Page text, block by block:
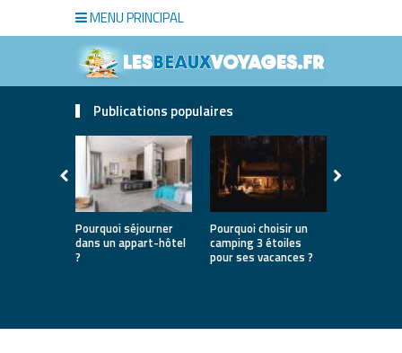
MENU PRINCIPAL
Publications populaires
Pourquoi séjourner
dans un appart-hôtel
?
Pourquoi choisir un
camping 3 étoiles
pour ses vacances ?